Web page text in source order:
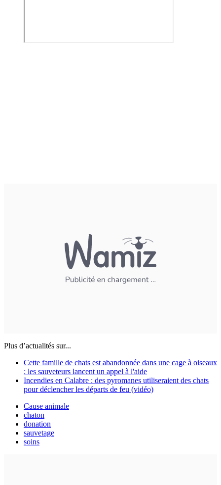
Plus d’actualités sur...
Cette famille de chats est abandonnée dans une cage à oiseaux
: les sauveteurs lancent un appel à l'aide
Incendies en Calabre : des pyromanes utiliseraient des chats
pour déclencher les départs de feu (vidéo)
Cause animale
chaton
donation
sauvetage
soins